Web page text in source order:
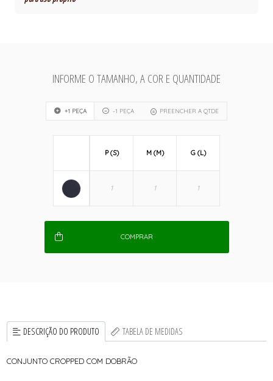
INFORME O TAMANHO, A COR E QUANTIDADE
+1 PEÇA -1 PEÇA PREENCHER A QTDE
P (S) M (M) G (L)
COMPRAR
DESCRIÇÃO DO PRODUTO TABELA DE MEDIDAS
CONJUNTO CROPPED COM DOBRÃO